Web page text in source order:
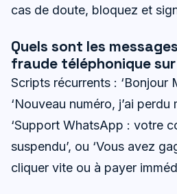
cas de doute, bloquez et
Quels sont les
fraude téléphonique
Scripts récurrents : ‘Bonjour
‘Nouveau numéro, j’ai perdu
‘Support WhatsApp : votre
suspendu’, ou ‘Vous avez
cliquer vite ou à payer